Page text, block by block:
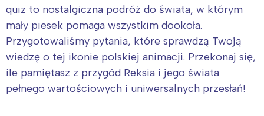
quiz to nostalgiczna podróż do świata, w którym
mały piesek pomaga wszystkim dookoła.
Przygotowaliśmy pytania, które sprawdzą Twoją
wiedzę o tej ikonie polskiej animacji. Przekonaj się,
ile pamiętasz z przygód Reksia i jego świata
pełnego wartościowych i uniwersalnych przesłań!